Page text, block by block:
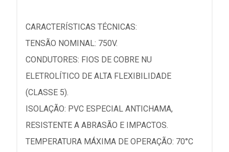
CARACTERÍSTICAS TÉCNICAS:
TENSÃO NOMINAL: 750V.
CONDUTORES: FIOS DE COBRE NU
ELETROLÍTICO DE ALTA FLEXIBILIDADE
(CLASSE 5).
ISOLAÇÃO: PVC ESPECIAL ANTICHAMA,
RESISTENTE A ABRASÃO E IMPACTOS.
TEMPERATURA MÁXIMA DE OPERAÇÃO: 70°C